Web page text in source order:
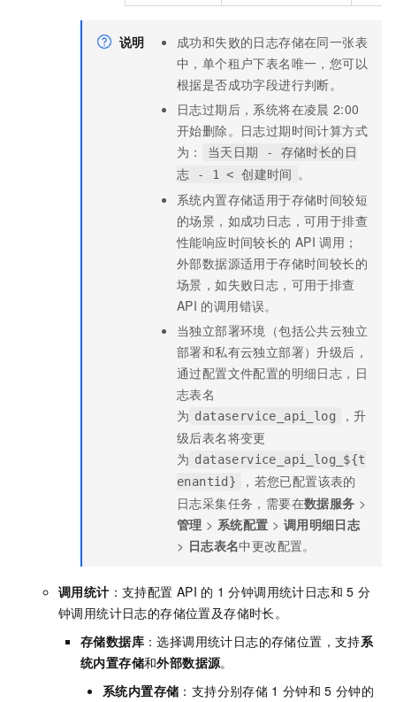
说明
成功和失败的日志存储在同一张表
中，单个租户下表名唯一，您可以
根据是否成功字段进行判断。
日志过期后，系统将在凌晨 2:00
开始删除。日志过期时间计算方式
为：
当天日期 - 存储时长的日
志 - 1 < 创建时间 。
系统内置存储适用于存储时间较短
的场景，如成功日志，可用于排查
性能响应时间较长的 API 调用；
外部数据源适用于存储时间较长的
场景，如失败日志，可用于排查
API 的调用错误。
当独立部署环境（包括公共云独立
部署和私有云独立部署）升级后，
通过配置文件配置的明细日志，日
志表名
为 dataservice_api_log
，升
级后表名将变更
为 dataservice_api_log_${t
enantid}
，若您已配置该表的
日志采集任务，需要在数据服务 >
管理 >系统配置 > 调用明细日志
> 日志表名中更改配置。
调用统计 ：支持配置 API 的 1 分钟调用统计日志和 5 分
钟调用统计日志的存储位置及存储时长。
存储数据库 ：选择调用统计日志的存储位置，支持系
统内置存储和外部数据源。
系统内置存储 ：支持分别存储 1 分钟和 5 分钟的